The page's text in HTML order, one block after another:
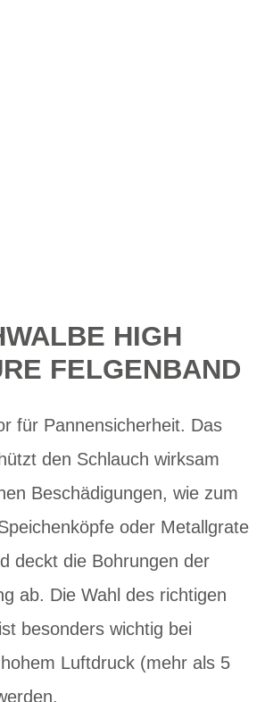
HIGH
FELGENBAND
für Pannensicherheit. Das
den Schlauch wirksam
Beschädigungen, wie zum
oder Metallgrate
deckt die Bohrungen der
ab. Die Wahl des richtigen
besonders wichtig bei
Luftdruck (mehr als 5